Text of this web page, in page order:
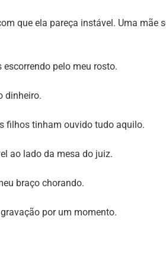
que ela pareça instável. Uma mãe
pelo meu rosto.
dinheiro.
filhos tinham ouvido tudo aquilo.
ao lado da mesa do juiz.
braço chorando.
por um momento.